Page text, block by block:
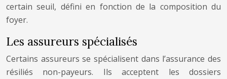
certain seuil, défini en fonction de la composition du
foyer.
Les assureurs spécialisés
Certains assureurs se spécialisent dans l’assurance des
résiliés non-payeurs. Ils acceptent les dossiers